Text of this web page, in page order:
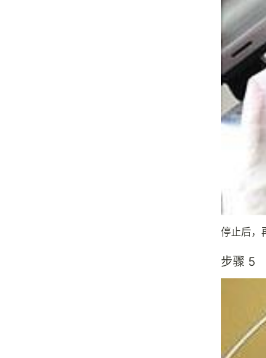
停止后，
步骤 5